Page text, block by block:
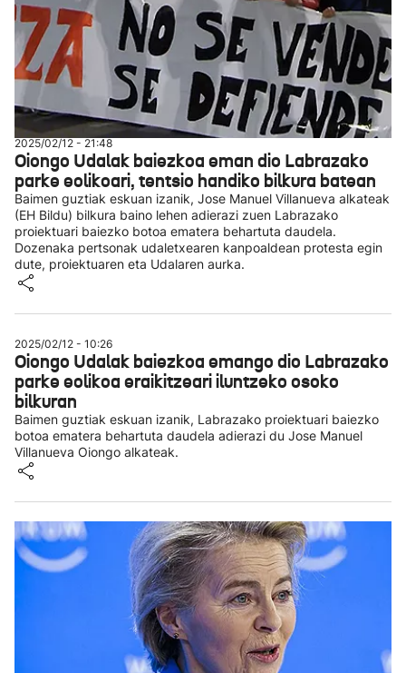
2025/02/12 - 21:48
Oiongo Udalak baiezkoa eman dio Labrazako
parke eolikoari, tentsio handiko bilkura batean
Baimen guztiak eskuan izanik, Jose Manuel Villanueva alkateak
(EH Bildu) bilkura baino lehen adierazi zuen Labrazako
proiektuari baiezko botoa ematera behartuta daudela.
Dozenaka pertsonak udaletxearen kanpoaldean protesta egin
dute, proiektuaren eta Udalaren aurka.
2025/02/12 - 10:26
Oiongo Udalak baiezkoa emango dio Labrazako
parke eolikoa eraikitzeari iluntzeko osoko
bilkuran
Baimen guztiak eskuan izanik, Labrazako proiektuari baiezko
botoa ematera behartuta daudela adierazi du Jose Manuel
Villanueva Oiongo alkateak.